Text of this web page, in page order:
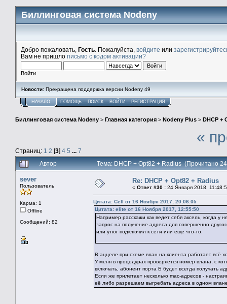
Биллинговая система Nodeny
Добро пожаловать, Гость . Пожалуйста, войдите или
Вам не пришло письмо с кодом активации?
Войти
Новости: Прекращена поддержка версии Nodeny 49
НАЧАЛО ПОМОЩЬ ПОИСК ВОЙТИ РЕГИСТРАЦИЯ
Биллинговая система Nodeny > Главная категория > Nodeny Plus > DHCP +
Страниц: 1 2 [3] 4 5 ... 7
«
Автор Тема: DHCP + Opt82 + Radius (Прочитано
sever
Пользователь
Карма: 1
Offline
Сообщений: 82
Re: DHCP + Opt82 + Radius
« Ответ #30 : 24 Января 2018,
Цитата: Cell от 16 Ноября 2017, 20:06:05
Цитата: elite от 16 Ноября 2017, 12:55:50
Например расскажи как ведет себя аксель, когда у
запрос на получение адреса для совершенно
или утюг подключил к сети или еще что-то.
В аццеле при схеме влан на клиента работает всё
У меня в процедурах проверяется номер влана, с
включать, абонент порта Б будет всегда получать
Если же прилетает несколько mac-адресов -
её либо разрешаем выгребать адреса в одном